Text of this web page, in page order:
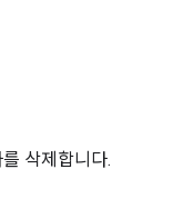
삭제합니다.